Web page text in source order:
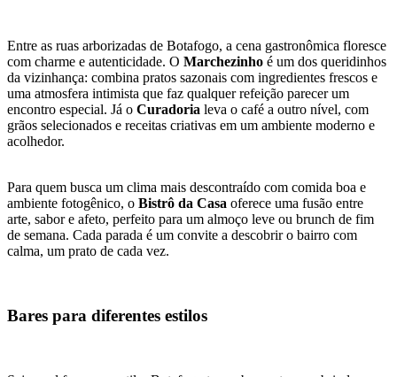
Entre as ruas arborizadas de Botafogo, a cena gastronômica floresce
com charme e autenticidade. O Marchezinho é um dos queridinhos
da vizinhança: combina pratos sazonais com ingredientes frescos e
uma atmosfera intimista que faz qualquer refeição parecer um
encontro especial. Já o Curadoria leva o café a outro nível, com
grãos selecionados e receitas criativas em um ambiente moderno e
acolhedor.
Para quem busca um clima mais descontraído com comida boa e
ambiente fotogênico, o Bistrô da Casa oferece uma fusão entre
arte, sabor e afeto, perfeito para um almoço leve ou brunch de fim
de semana. Cada parada é um convite a descobrir o bairro com
calma, um prato de cada vez.
Bares para diferentes estilos